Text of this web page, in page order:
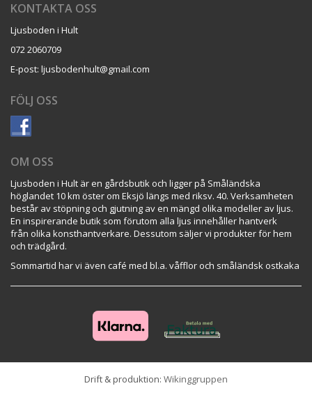
KONTAKTA OSS
Ljusboden i Hult
072 2060709
E-post: ljusbodenhult@gmail.com
FÖLJ OSS
OM OSS
Ljusboden i Hult är en gårdsbutik och ligger på Småländska
höglandet 10 km öster om Eksjö längs med riksv. 40. Verksamheten
består av stöpning och gjutning av en mängd olika modeller av ljus.
En inspirerande butik som förutom alla ljus innehåller hantverk
från olika konsthantverkare. Dessutom säljer vi produkter för hem
och trädgård.
Sommartid har vi även café med bl.a. våfflor och småländsk ostkaka
Drift & produktion: Wikinggruppen